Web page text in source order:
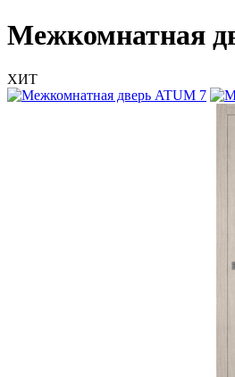
Межкомнатная
ХИТ